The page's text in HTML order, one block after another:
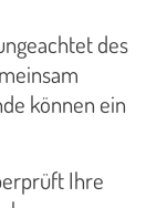
des
können ein
Ihre